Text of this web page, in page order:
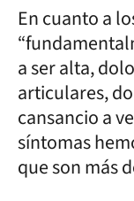
En cuanto a
a ser alta,
articulares,
cansancio a
síntomas
que son más